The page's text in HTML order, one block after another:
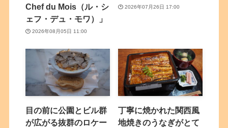
Chef du Mois（ル・シ
ェフ・デュ・モワ）」
2026年08月05日 11:00
2026年07月26日 17:00
目の前に公園とビル群
が広がる抜群のロケー
丁寧に焼かれた関西風
地焼きのうなぎがとて